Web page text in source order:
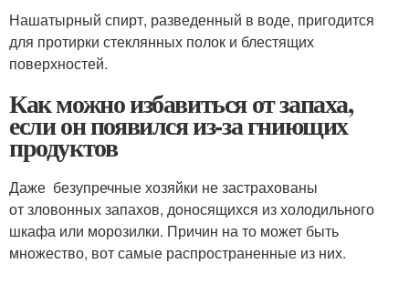
Нашатырный спирт, разведенный в воде, пригодится
для протирки стеклянных полок и блестящих
поверхностей.
Как можно избавиться от запаха,
если он появился из-за гниющих
продуктов
Даже безупречные хозяйки не застрахованы
от зловонных запахов, доносящихся из холодильного
шкафа или морозилки. Причин на то может быть
множество, вот самые распространенные из них.